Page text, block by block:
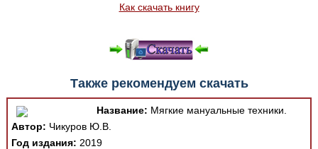
Как скачать книгу
Также рекомендуем скачать
Название: Мягкие мануальные техники.
Автор: Чикуров Ю.В.
Год издания: 2019